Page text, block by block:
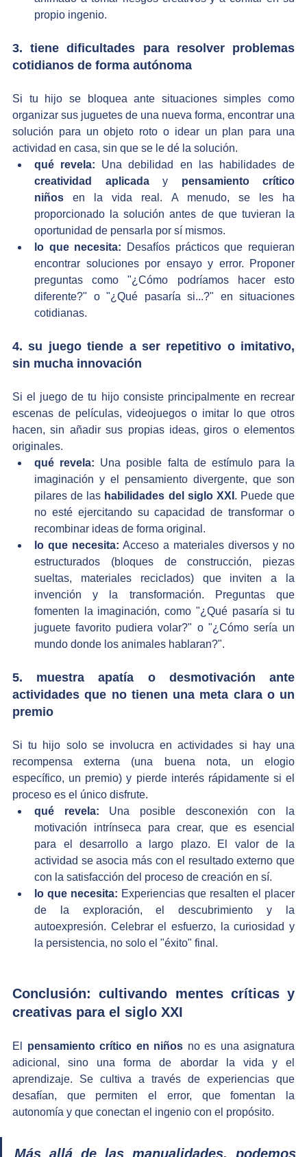
propio ingenio.
3. tiene dificultades para resolver problemas
cotidianos de forma autónoma
Si tu hijo se bloquea ante situaciones simples como
organizar sus juguetes de una nueva forma, encontrar una
solución para un objeto roto o idear un plan para una
actividad en casa, sin que se le dé la solución.
qué revela:
creatividad aplicada y pensamiento crítico
niños en la vida real. A menudo, se les ha
proporcionado la solución antes de que tuvieran la
oportunidad de pensarla por sí mismos.
lo que necesita: Desafíos prácticos que requieran
encontrar soluciones por ensayo y error. Proponer
preguntas como "¿Cómo podríamos hacer esto
diferente?" o "¿Qué pasaría si...?" en situaciones
cotidianas.
4. su juego tiende a ser repetitivo o imitativo,
sin mucha innovación
Si el juego de tu hijo consiste principalmente en recrear
escenas de películas, videojuegos o imitar lo que otros
hacen, sin añadir sus propias ideas, giros o elementos
originales.
qué revela: Una posible falta de estímulo para la
imaginación y el pensamiento divergente, que son
pilares de las habilidades del siglo XXI . Puede que
no esté ejercitando su capacidad de transformar o
recombinar ideas de forma original.
lo que necesita: Acceso a materiales diversos y no
estructurados (bloques de construcción, piezas
sueltas, materiales reciclados) que inviten a la
invención y la transformación. Preguntas que
fomenten la imaginación, como "¿Qué pasaría si tu
juguete favorito pudiera volar?" o "¿Cómo sería un
mundo donde los animales hablaran?".
5. muestra apatía o desmotivación ante
actividades que no tienen una meta clara o un
premio
Si tu hijo solo se involucra en actividades si hay una
recompensa externa (una buena nota, un elogio
específico, un premio) y pierde interés rápidamente si el
proceso es el único disfrute.
qué revela: Una posible desconexión con la
motivación intrínseca para crear, que es esencial
para el desarrollo a largo plazo. El valor de la
actividad se asocia más con el resultado externo que
con la satisfacción del proceso de creación en sí.
lo que necesita: Experiencias que resalten el placer
de la exploración, el descubrimiento y la
autoexpresión. Celebrar el esfuerzo, la curiosidad y
la persistencia, no solo el "éxito" final.
Conclusión: cultivando mentes críticas y
creativas para el siglo XXI
El pensamiento crítico en niños no es una asignatura
adicional, sino una forma de abordar la vida y el
aprendizaje. Se cultiva a través de experiencias que
desafían, que permiten el error, que fomentan la
autonomía y que conectan el ingenio con el propósito.
Más allá de las manualidades, podemos